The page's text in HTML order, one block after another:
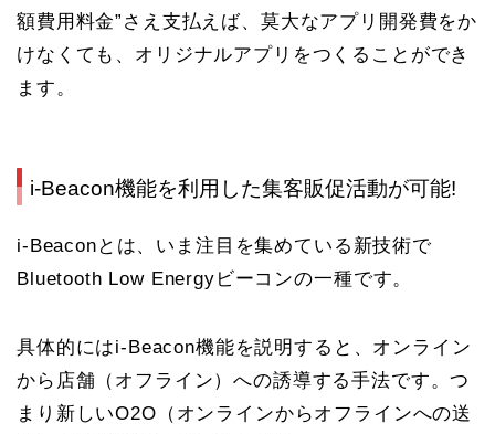
額費用料金”さえ支払えば、莫大なアプリ開発費をか
けなくても、オリジナルアプリをつくることができ
ます。
i-Beacon機能を利用した集客販促活動が可能!
i-Beaconとは、いま注目を集めている新技術で
Bluetooth Low Energyビーコンの一種です。
具体的にはi-Beacon機能を説明すると、オンライン
から店舗（オフライン）への誘導する手法です。つ
まり新しいO2O（オンラインからオフラインへの送